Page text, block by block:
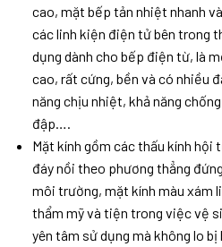
cao, mặt bếp tản nhiệt nhanh
các linh kiện điện tử bên trong
dụng dành cho bếp điện từ, là
cao, rất cứng, bền và có nhiều
năng chịu nhiệt, khả năng
đập….
Mặt kính gồm các thấu kính
đáy nồi theo phương thẳng
môi trường, mặt kính màu xám
thẩm mỹ và tiện trong việc vệ
yên tâm sử dụng mà không lo